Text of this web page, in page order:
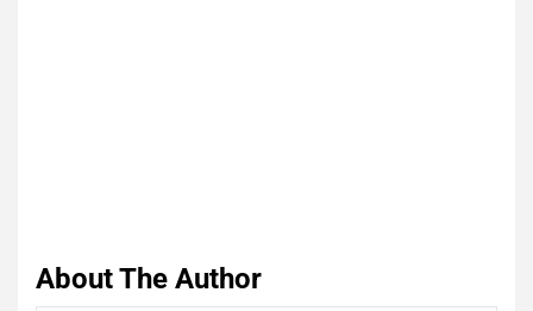
About The Author